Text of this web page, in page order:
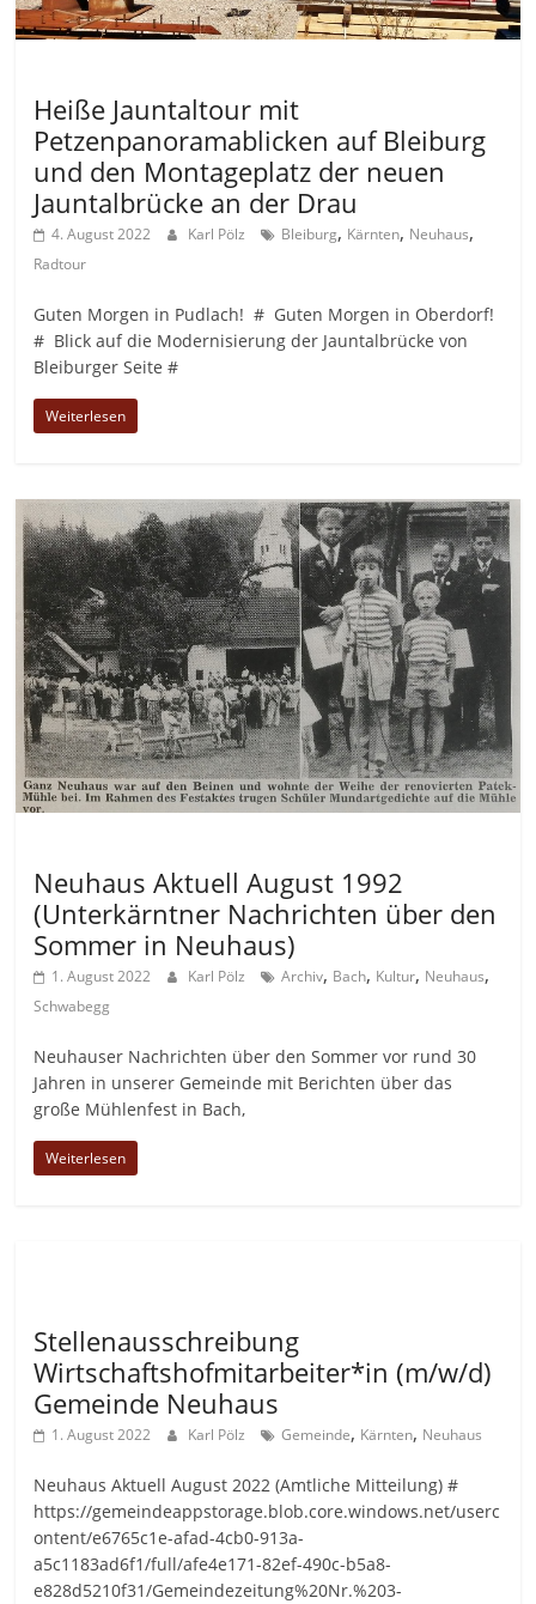
Heiße Jauntaltour mit
Petzenpanoramablicken auf Bleiburg
und den Montageplatz der neuen
Jauntalbrücke an der Drau
4. August 2022 Karl Pölz Bleiburg, Kärnten, Neuhaus,
Radtour
Guten Morgen in Pudlach! # Guten Morgen in Oberdorf!
# Blick auf die Modernisierung der Jauntalbrücke von
Bleiburger Seite #
Weiterlesen
Neuhaus Aktuell August 1992
(Unterkärntner Nachrichten über den
Sommer in Neuhaus)
1. August 2022 Karl Pölz Archiv, Bach, Kultur, Neuhaus,
Schwabegg
Neuhauser Nachrichten über den Sommer vor rund 30
Jahren in unserer Gemeinde mit Berichten über das
große Mühlenfest in Bach,
Weiterlesen
Stellenausschreibung
Wirtschaftshofmitarbeiter*in (m/w/d)
Gemeinde Neuhaus
1. August 2022 Karl Pölz Gemeinde, Kärnten, Neuhaus
Neuhaus Aktuell August 2022 (Amtliche Mitteilung) #
https://gemeindeappstorage.blob.core.windows.net/userc
ontent/e6765c1e-afad-4cb0-913a-
a5c1183ad6f1/full/afe4e171-82ef-490c-b5a8-
e828d5210f31/Gemeindezeitung%20Nr.%203-